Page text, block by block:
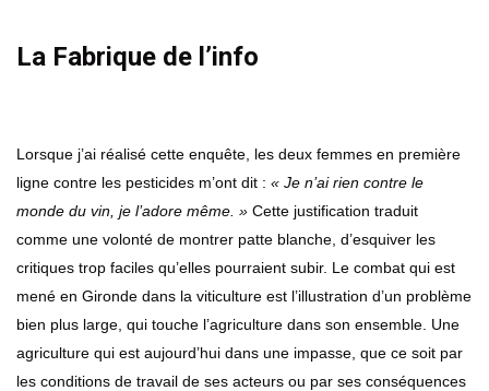
La Fabrique de l’info
Lorsque j’ai réalisé cette enquête, les deux femmes en première
ligne contre les pesticides m’ont dit : « Je n’ai rien contre le
monde du vin, je l’adore même. » Cette justification traduit
comme une volonté de montrer patte blanche, d’esquiver les
critiques trop faciles qu’elles pourraient subir. Le combat qui est
mené en Gironde dans la viticulture est l’illustration d’un problème
bien plus large, qui touche l’agriculture dans son ensemble. Une
agriculture qui est aujourd’hui dans une impasse, que ce soit par
les conditions de travail de ses acteurs ou par ses conséquences